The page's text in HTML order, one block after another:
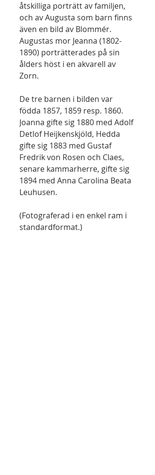
åtskilliga porträtt av familjen,
och av Augusta som barn finns
även en bild av Blommér.
Augustas mor Jeanna (1802-
1890) porträtterades på sin
ålders höst i en akvarell av
Zorn.
De tre barnen i bilden var
födda 1857, 1859 resp. 1860.
Joanna gifte sig 1880 med Adolf
Detlof Heijkenskjöld, Hedda
gifte sig 1883 med Gustaf
Fredrik von Rosen och Claes,
senare kammarherre, gifte sig
1894 med Anna Carolina Beata
Leuhusen.
(Fotograferad i en enkel ram i
standardformat.)